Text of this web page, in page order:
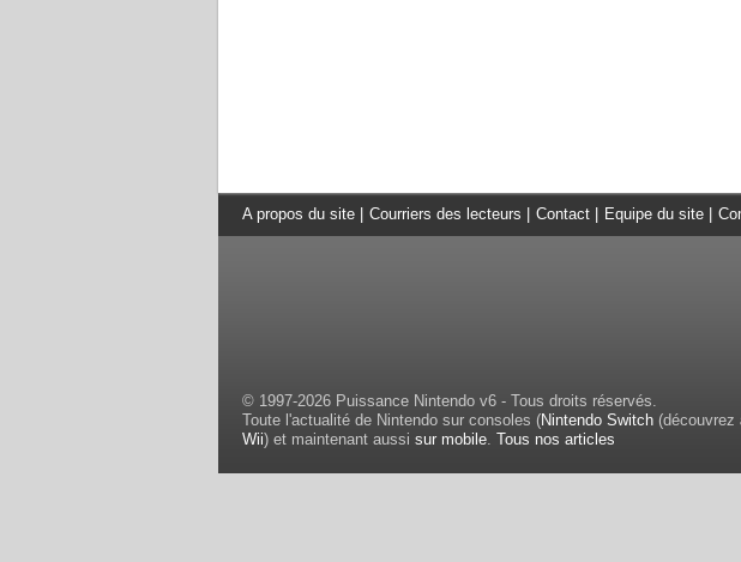
A propos du site Courriers des lecteurs Contact Equipe du site
© 1997-2026 Puissance Nintendo v6 - Tous droits réservés.
Toute l'actualité de Nintendo sur consoles (Nintendo Switch (découvrez
Wii) et maintenant aussi sur mobile. Tous nos articles